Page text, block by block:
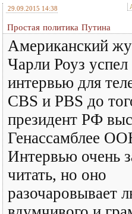
29.09.2015 14:38
Простая политика Путина
Американский
Чарли Роуз успел
интервью для
CBS и PBS до
президент РФ
Генассамблее
Интервью очень
читать, но оно
разочаровывает